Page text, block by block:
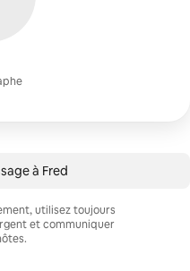
à Fred
utilisez toujours
et communiquer